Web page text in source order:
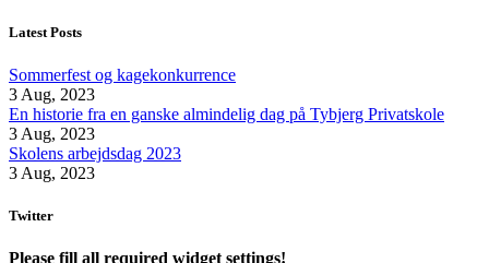
Latest Posts
Sommerfest og kagekonkurrence
3 Aug, 2023
En historie fra en ganske almindelig dag på Tybjerg Privatskole
3 Aug, 2023
Skolens arbejdsdag 2023
3 Aug, 2023
Twitter
Please fill all required widget settings!